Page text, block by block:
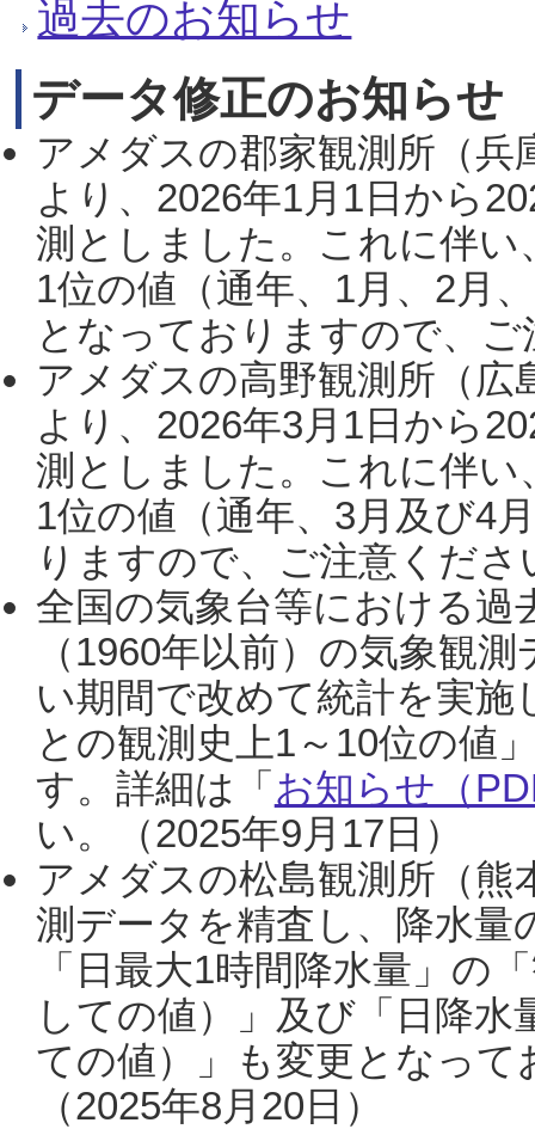
過去のお知らせ
データ修正のお知らせ
アメダスの郡家観測所（
より、2026年1月1日から
測としました。これに伴い
1位の値（通年、1月、2月
となっておりますので、
アメダスの高野観測所（
より、2026年3月1日から
測としました。これに伴い
1位の値（通年、3月及び4
りますので、ご注意くだ
全国の気象台等における過
（1960年以前）の気象観
い期間で改めて統計を実
との観測史上1～10位の値
す。詳細は「 お知らせ（
い。（2025年9月17日）
アメダスの松島観測所（熊
測データを精査し、降水
「日最大1時間降水量」の
しての値）」及び「日降
ての値）」も変更となっ
（2025年8月20日）